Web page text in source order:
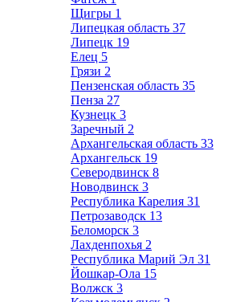
Щигры 1
Липецкая область 37
Липецк 19
Елец 5
Грязи 2
Пензенская область 35
Пенза 27
Кузнецк 3
Заречный 2
Архангельская область 33
Архангельск 19
Северодвинск 8
Новодвинск 3
Республика Карелия 31
Петрозаводск 13
Беломорск 3
Лахденпохья 2
Республика Марий Эл 31
Йошкар-Ола 15
Волжск 3